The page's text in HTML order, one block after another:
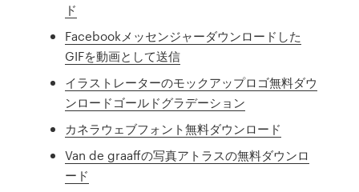
ド
Facebookメッセンジャーダウンロードした
GIFを動画として送信
イラストレーターのモックアップロゴ無料ダウ
ンロードゴールドグラデーション
カネラウェブフォント無料ダウンロード
Van de graaffの写真アトラスの無料ダウンロ
ード